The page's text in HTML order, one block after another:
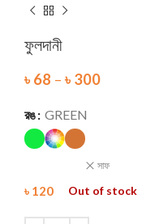
ফুলদানী
৳ 68 – ৳ 300
রঙ GREEN
সাফ
৳ 120 Out of stock